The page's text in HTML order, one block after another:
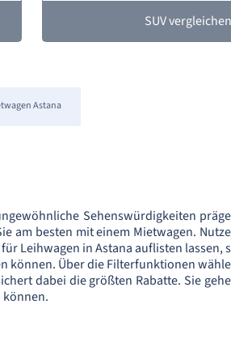
SUV vergleichen
Astana
Sehenswürdigkeiten
am besten mit einem Mietwagen.
Leihwagen in Astana auflisten lassen,
können. Über die Filterfunktionen
dabei die größten Rabatte. Sie
können.